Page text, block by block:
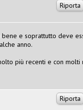
Riporta
e soprattutto deve
anno.
più recenti e con molti
Riporta